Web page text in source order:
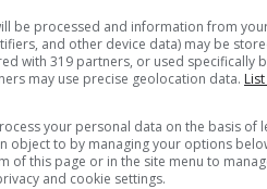
be processed and information from
and other device data) may be
with 319 partners, or used specifically
may use precise geolocation data.
your personal data on the basis of
object to by managing your options
of this page or in the site menu to
and cookie settings.